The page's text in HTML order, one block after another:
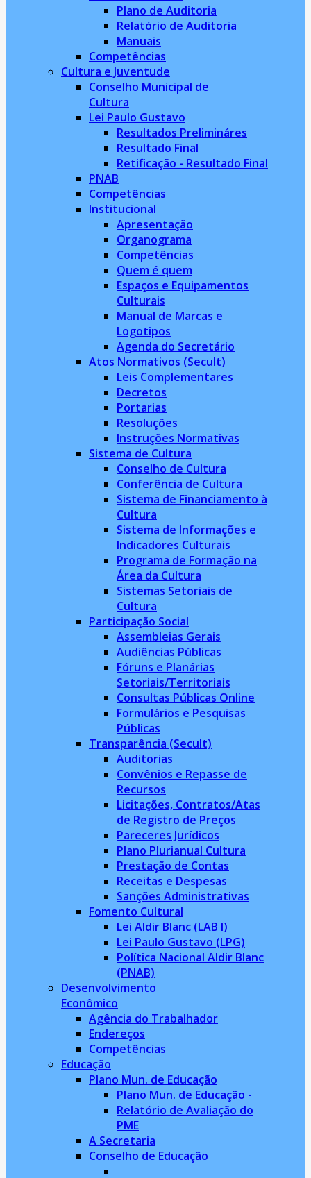
Plano de Auditoria
Relatório de Auditoria
Manuais
Competências
Cultura e Juventude
Conselho Municipal de
Cultura
Lei Paulo Gustavo
Resultados Prelimináres
Resultado Final
Retificação - Resultado Final
PNAB
Competências
Institucional
Apresentação
Organograma
Competências
Quem é quem
Espaços e Equipamentos
Culturais
Manual de Marcas e
Logotipos
Agenda do Secretário
Atos Normativos (Secult)
Leis Complementares
Decretos
Portarias
Resoluções
Instruções Normativas
Sistema de Cultura
Conselho de Cultura
Conferência de Cultura
Sistema de Financiamento à
Cultura
Sistema de Informações e
Indicadores Culturais
Programa de Formação na
Área da Cultura
Sistemas Setoriais de
Cultura
Participação Social
Assembleias Gerais
Audiências Públicas
Fóruns e Planárias
Setoriais/Territoriais
Consultas Públicas Online
Formulários e Pesquisas
Públicas
Transparência (Secult)
Auditorias
Convênios e Repasse de
Recursos
Licitações, Contratos/Atas
de Registro de Preços
Pareceres Jurídicos
Plano Plurianual Cultura
Prestação de Contas
Receitas e Despesas
Sanções Administrativas
Fomento Cultural
Lei Aldir Blanc (LAB I)
Lei Paulo Gustavo (LPG)
Política Nacional Aldir Blanc
(PNAB)
Desenvolvimento
Econômico
Agência do Trabalhador
Endereços
Competências
Educação
Plano Mun. de Educação
Plano Mun. de Educação -
Relatório de Avaliação do
PME
A Secretaria
Conselho de Educação